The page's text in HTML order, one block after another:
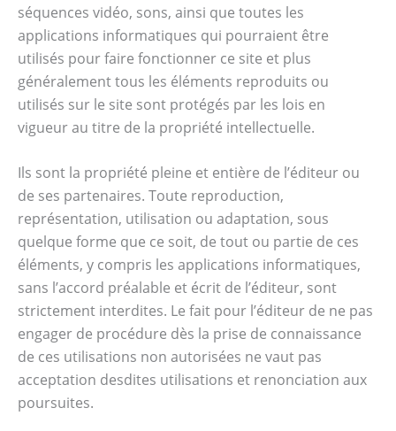
séquences vidéo, sons, ainsi que toutes les
applications informatiques qui pourraient être
utilisés pour faire fonctionner ce site et plus
généralement tous les éléments reproduits ou
utilisés sur le site sont protégés par les lois en
vigueur au titre de la propriété intellectuelle.
Ils sont la propriété pleine et entière de l’éditeur ou
de ses partenaires. Toute reproduction,
représentation, utilisation ou adaptation, sous
quelque forme que ce soit, de tout ou partie de ces
éléments, y compris les applications informatiques,
sans l’accord préalable et écrit de l’éditeur, sont
strictement interdites. Le fait pour l’éditeur de ne pas
engager de procédure dès la prise de connaissance
de ces utilisations non autorisées ne vaut pas
acceptation desdites utilisations et renonciation aux
poursuites.